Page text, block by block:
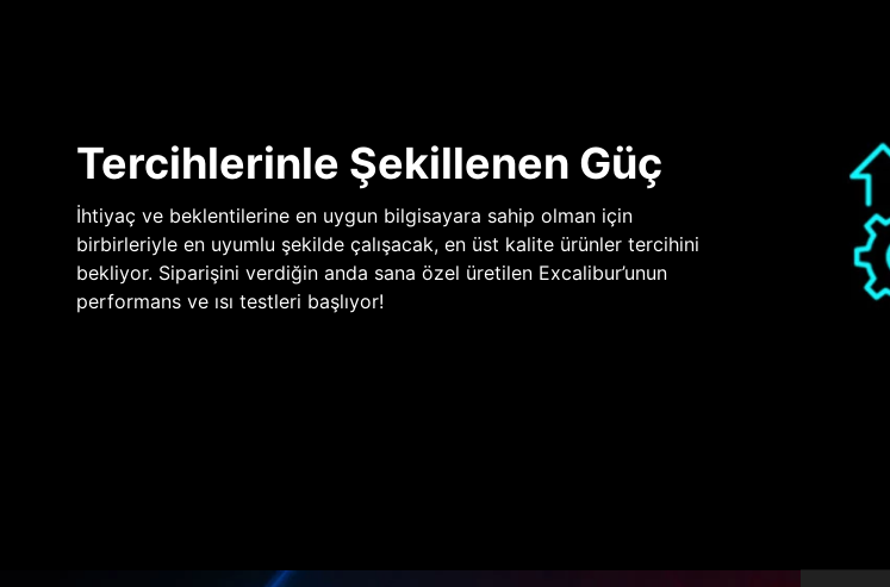
Tercihlerinle Şekillenen Güç
İhtiyaç ve beklentilerine en uygun bilgisayara sahip olman için
birbirleriyle en uyumlu şekilde çalışacak, en üst kalite ürünler tercihini
bekliyor. Siparişini verdiğin anda sana özel üretilen Excalibur’unun
performans ve ısı testleri başlıyor!